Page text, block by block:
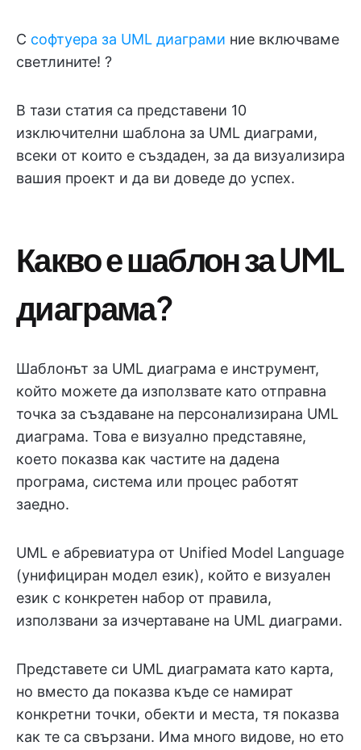
С софтуера за UML диаграми ние включваме
светлините! ?
В тази статия са представени 10
изключителни шаблона за UML диаграми,
всеки от които е създаден, за да визуализира
вашия проект и да ви доведе до успех.
Какво е шаблон за UML
диаграма?
Шаблонът за UML диаграма е инструмент,
който можете да използвате като отправна
точка за създаване на персонализирана UML
диаграма. Това е визуално представяне,
което показва как частите на дадена
програма, система или процес работят
заедно.
UML е абревиатура от Unified Model Language
(унифициран модел език), който е визуален
език с конкретен набор от правила,
използвани за изчертаване на UML диаграми.
Представете си UML диаграмата като карта,
но вместо да показва къде се намират
конкретни точки, обекти и места, тя показва
как те са свързани. Има много видове, но ето